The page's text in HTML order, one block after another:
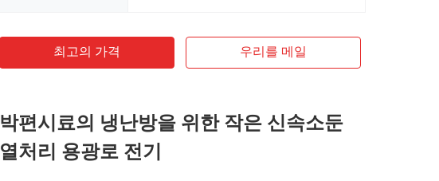
최고의 가격 우리를 메일
박편시료의 냉난방을 위한 작은 신속소둔
열처리 용광로 전기